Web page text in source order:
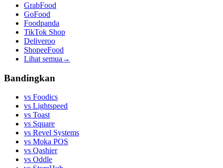
GrabFood
GoFood
Foodpanda
TikTok Shop
Deliveroo
ShopeeFood
Lihat semua →
Bandingkan
vs Foodics
vs Lightspeed
vs Toast
vs Square
vs Revel Systems
vs Moka POS
vs Qashier
vs Oddle